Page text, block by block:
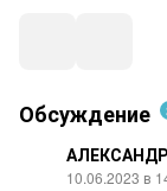
Обсуждение
10.06.2023 в